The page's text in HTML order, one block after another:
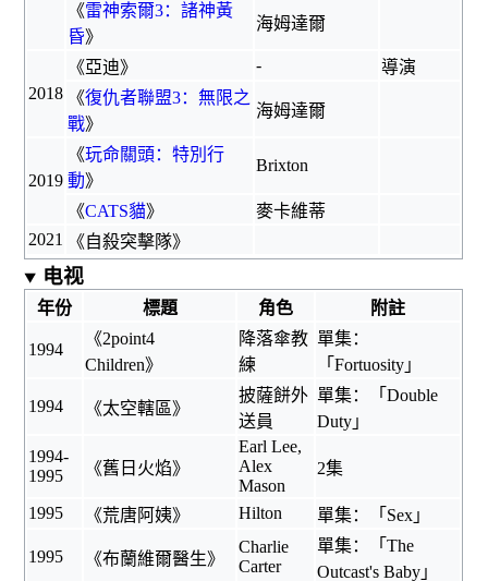
《雷神索爾3：諸神黃
昏》
海姆達爾
2018
《亞迪》 -
導演
《復仇者聯盟3：無限之
戰》
海姆達爾
2019
《玩命關頭：特別行
動》
Brixton
《CATS貓》
麥卡維蒂
2021
《自殺突擊隊》
电视
年份 標題 角色 附註
1994
《2point4
Children》
降落傘教
練
單集：
「Fortuosity」
1994 《太空轄區》
披薩餅外
送員
單集：「Double
Duty」
1994-
1995
《舊日火焰》
Earl Lee,
Alex
Mason
2集
1995 《荒唐阿姨》 Hilton 單集：「Sex」
1995 《布蘭維爾醫生》
Charlie
Carter
單集：「The
Outcast's Baby」